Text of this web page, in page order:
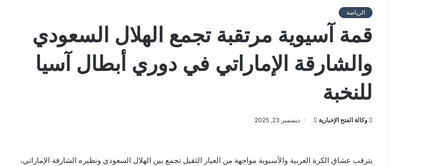
الرياضة
قمة آسيوية مرتقبة تجمع الهلال السعودي
والشارقة الإماراتي في دوري أبطال آسيا
للنخبة
وكالة الفتح الإخبارية
أرسل ديسمبر 23, 2025
يترقب عشاق الكرة العربية والآسيوية مواجهة من العيار الثقيل تجمع بين الهلال السعودي ونظيره الشارقة الإماراتي،